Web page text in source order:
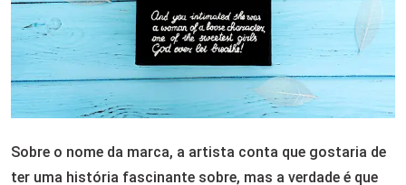
Sobre o nome da marca, a artista conta que gostaria de
ter uma história fascinante sobre, mas a verdade é que